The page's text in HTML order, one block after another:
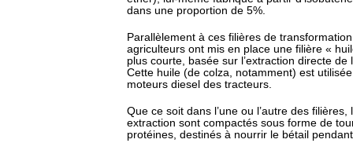
dans une proportion de 5%.
Parallèlement à ces filières de
agriculteurs ont mis en place une filière «
plus courte, basée sur l’extraction directe de
Cette huile (de colza, notamment) est
moteurs diesel des tracteurs.
Que ce soit dans l’une ou l’autre des
extraction sont compactés sous forme de
protéines, destinés à nourrir le bétail pendant